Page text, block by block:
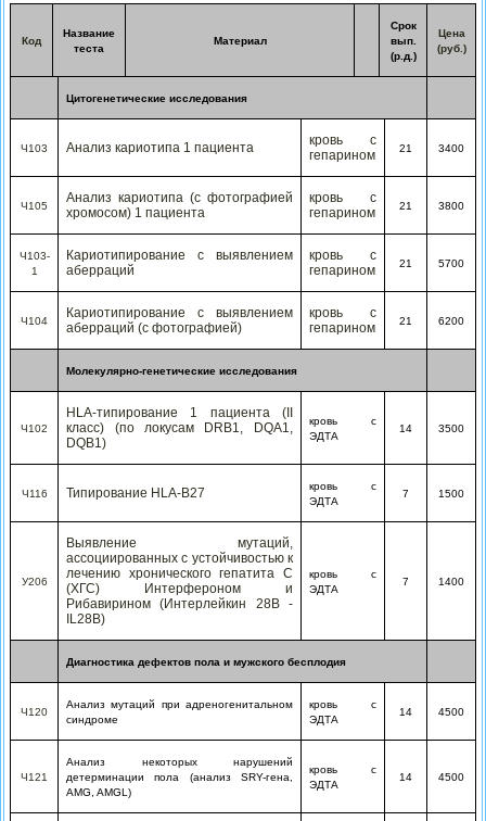
Код
Название
теста
Материал
Срок
вып.
(р.д.)
Цена
(руб.)
Цитогенетические исследования
Ч103 Анализ кариотипа 1 пациента
кровь с
гепарином
21 3400
Ч105
Анализ кариотипа (с фотографией
хромосом) 1 пациента
кровь с
гепарином
21 3800
Ч103-
1
Кариотипирование с выявлением
аберраций
кровь с
гепарином
21 5700
Ч104
Кариотипирование с выявлением
аберраций (с фотографией)
кровь с
гепарином
21 6200
Молекулярно-генетические исследования
Ч102
HLA-типирование 1 пациента (II
класс) (по локусам DRB1, DQA1,
DQB1)
кровь с
ЭДТА
14 3500
Ч116 Типирование HLA-В27
кровь с
ЭДТА
7 1500
У206
Выявление мутаций,
ассоциированных с устойчивостью к
лечению хронического гепатита С
(ХГС) Интерфероном и
Рибавирином (Интерлейкин 28В -
IL28B)
кровь с
ЭДТА
7 1400
Диагностика дефектов пола и мужского бесплодия
Ч120
Анализ мутаций при адреногенитальном
синдроме
кровь с
ЭДТА
14 4500
Ч121
Анализ некоторых нарушений
детерминации пола (анализ SRY-гена,
AMG, AMGL)
кровь с
ЭДТА
14 4500